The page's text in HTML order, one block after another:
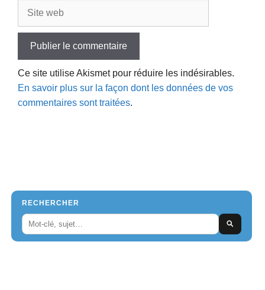
Ce site utilise Akismet pour réduire les indésirables.
En savoir plus sur la façon dont les données de vos
commentaires sont traitées.
RECHERCHER